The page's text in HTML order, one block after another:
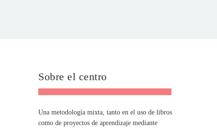
Sobre el centro
Una metodología mixta, tanto en el uso de libros
como de proyectos de aprendizaje mediante